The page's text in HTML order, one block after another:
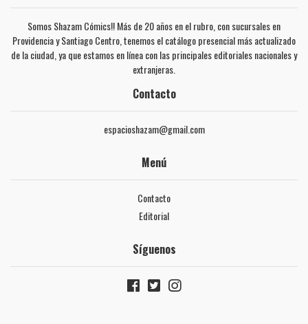
Somos Shazam Cómics!! Más de 20 años en el rubro, con sucursales en
Providencia y Santiago Centro, tenemos el catálogo presencial más actualizado
de la ciudad, ya que estamos en línea con las principales editoriales nacionales y
extranjeras.
Contacto
espacioshazam@gmail.com
Menú
Contacto
Editorial
Síguenos